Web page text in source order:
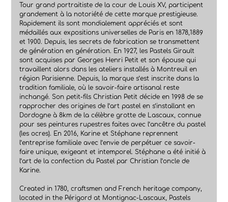
Tour grand portraitiste de la cour de Louis XV, participent
grandement à la notoriété de cette marque prestigieuse.
Rapidement ils sont mondialement appréciés et sont
médaillés aux expositions universelles de Paris en 1878,1889
et 1900. Depuis, les secrets de fabrication se transmettent
de génération en génération. En 1927, les Pastels Girault
sont acquises par Georges Henri Petit et son épouse qui
travaillent alors dans les ateliers installés à Montreuil en
région Parisienne. Depuis, la marque s’est inscrite dans la
tradition familiale, où le savoir-faire artisanal reste
inchangé. Son petit-fils Christian Petit décide en 1998 de se
rapprocher des origines de l’art pastel en s’installant en
Dordogne à 8km de la célèbre grotte de Lascaux, connue
pour ses peintures rupestres faites avec l’ancêtre du pastel
(les ocres). En 2016, Karine et Stéphane reprennent
l’entreprise familiale avec l’envie de perpétuer ce savoir-
faire unique, exigeant et intemporel. Stéphane a été initié à
l’art de la confection du Pastel par Christian l’oncle de
Karine.
Created in 1780, craftsmen and French heritage company,
located in the Périgord at Montignac-Lascaux, Pastels